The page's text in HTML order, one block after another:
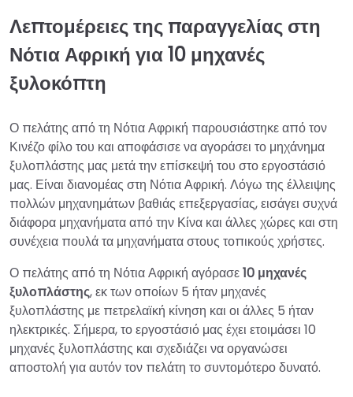
Λεπτομέρειες της παραγγελίας στη
Νότια Αφρική για 10 μηχανές
ξυλοκόπτη
Ο πελάτης από τη Νότια Αφρική παρουσιάστηκε από τον
Κινέζο φίλο του και αποφάσισε να αγοράσει το μηχάνημα
ξυλοπλάστης μας μετά την επίσκεψή του στο εργοστάσιό
μας. Είναι διανομέας στη Νότια Αφρική. Λόγω της έλλειψης
πολλών μηχανημάτων βαθιάς επεξεργασίας, εισάγει συχνά
διάφορα μηχανήματα από την Κίνα και άλλες χώρες και στη
συνέχεια πουλά τα μηχανήματα στους τοπικούς χρήστες.
Ο πελάτης από τη Νότια Αφρική αγόρασε10 μηχανές
ξυλοπλάστης, εκ των οποίων 5 ήταν μηχανές
ξυλοπλάστης με πετρελαϊκή κίνηση και οι άλλες 5 ήταν
ηλεκτρικές. Σήμερα, το εργοστάσιό μας έχει ετοιμάσει 10
μηχανές ξυλοπλάστης και σχεδιάζει να οργανώσει
αποστολή για αυτόν τον πελάτη το συντομότερο δυνατό.